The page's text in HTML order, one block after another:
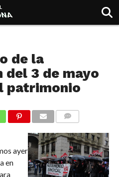
de la
3 de mayo
patrimonio
ayer
en